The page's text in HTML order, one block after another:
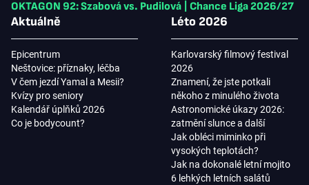
OKTAGON 92: Szabová vs. Pudilová
Chance Liga 2026/27
Aktuálně
Epicentrum
Neštovice: příznaky, léčba
V čem jezdí Yamal a Mesii?
Kvízy pro seniory
Kalendář úplňků 2026
Co je bodycount?
Léto 2026
Karlovarský filmový festival
2026
Znamení, že jste potkali
někoho z minulého života
Astronomické úkazy 2026:
zatmění slunce a další
Jak obléci miminko při
vysokých teplotách?
Jak na dokonalé letní mojito
6 lehkých letních salátů